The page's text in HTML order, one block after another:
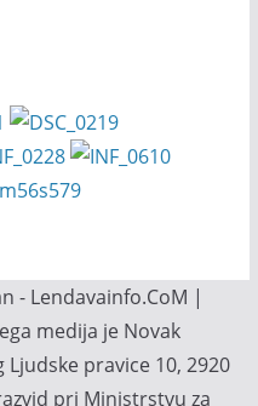
- Lendavainfo.CoM |
medija je Novak
Ljudske pravice 10, 2920
pri Ministrstvu za